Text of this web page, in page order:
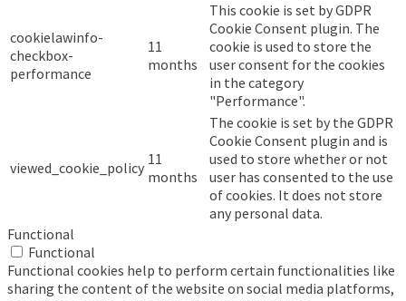
cookielawinfo-
checkbox-
performance
11
months
This cookie is set by GDPR
Cookie Consent plugin. The
cookie is used to store the
user consent for the cookies
in the category
"Performance".
viewed_cookie_policy 11
months
The cookie is set by the GDPR
Cookie Consent plugin and is
used to store whether or not
user has consented to the use
of cookies. It does not store
any personal data.
Functional
Functional
Functional cookies help to perform certain functionalities like
sharing the content of the website on social media platforms,